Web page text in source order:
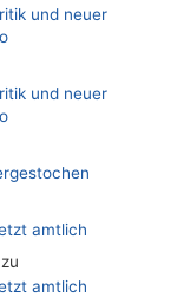
und neuer
und neuer
amtlich
amtlich